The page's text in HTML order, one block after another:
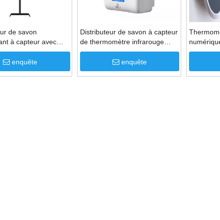
de savon
à capteur avec
infrarouge à
enquête
Distributeur de savon à capteur
de thermomètre infrarouge
sans contact mural avec
thermomètre enquête